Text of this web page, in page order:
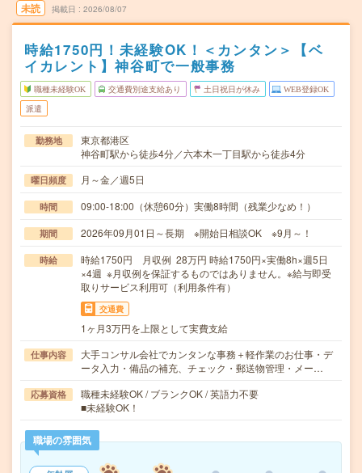
未読 掲載日 2026/08/07
時給1750円！未経験OK！＜カンタン＞【ベ
イカレント】神谷町で一般事務
職種未経験OK 交通費別途支給あり 土日祝日が休み WEB登録OK
派遣
勤務地
東京都港区
神谷町駅から徒歩4分／六本木一丁目駅から徒歩4分
曜日頻度 月～金／週5日
時間 09:00-18:00（休憩60分）実働8時間（残業少なめ！）
期間 2026年09月01日～長期 ※開始日相談OK ※9月～！
時給
時給1750円 月収例 28万円 時給1750円×実働8h×週5日
×4週 ※月収例を保証するものではありません。※給与即受
取りサービス利用可（利用条件有）
交通費
1ヶ月3万円を上限として実費支給
仕事内容
大手コンサル会社でカンタンな事務＋軽作業のお仕事・デ
ータ入力・備品の補充、チェック・郵送物管理・メー…
応募資格
職種未経験OK / ブランクOK / 英語力不要
■未経験OK！
職場の雰囲気